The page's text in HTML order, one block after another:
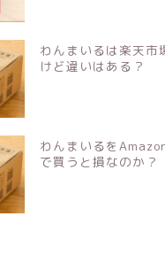
わんまいるは楽天市
けど違いはある？
わんまいるを
で買うと損なのか？